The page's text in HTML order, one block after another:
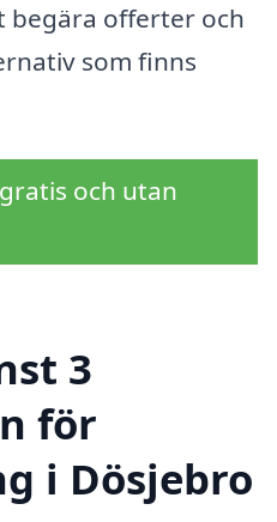
begära offerter och
som finns
och utan
3
för
i Dösjebro